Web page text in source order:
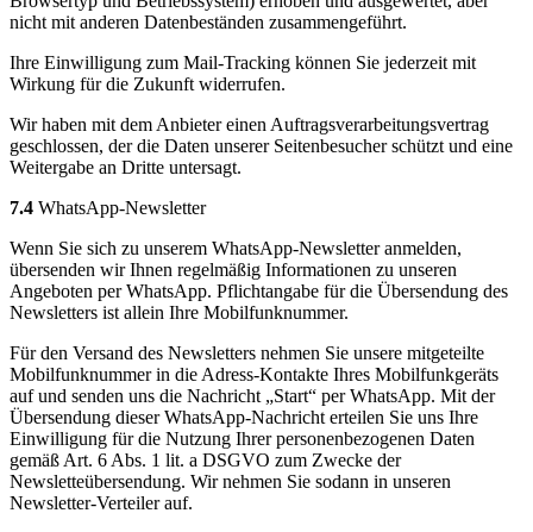
nicht mit anderen Datenbeständen zusammengeführt.
Ihre Einwilligung zum Mail-Tracking können Sie jederzeit mit
Wirkung für die Zukunft widerrufen.
Wir haben mit dem Anbieter einen Auftragsverarbeitungsvertrag
geschlossen, der die Daten unserer Seitenbesucher schützt und eine
Weitergabe an Dritte untersagt.
7.4 WhatsApp-Newsletter
Wenn Sie sich zu unserem WhatsApp-Newsletter anmelden,
übersenden wir Ihnen regelmäßig Informationen zu unseren
Angeboten per WhatsApp. Pflichtangabe für die Übersendung des
Newsletters ist allein Ihre Mobilfunknummer.
Für den Versand des Newsletters nehmen Sie unsere mitgeteilte
Mobilfunknummer in die Adress-Kontakte Ihres Mobilfunkgeräts
auf und senden uns die Nachricht „Start“ per WhatsApp. Mit der
Übersendung dieser WhatsApp-Nachricht erteilen Sie uns Ihre
Einwilligung für die Nutzung Ihrer personenbezogenen Daten
gemäß Art. 6 Abs. 1 lit. a DSGVO zum Zwecke der
Newsletteübersendung. Wir nehmen Sie sodann in unseren
Newsletter-Verteiler auf.